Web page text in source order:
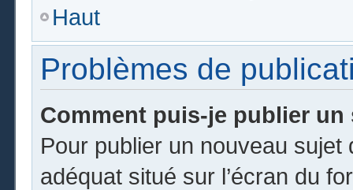
Haut
Problèmes de
Comment puis-je publier
Pour publier un nouveau
adéquat situé sur l’écran du